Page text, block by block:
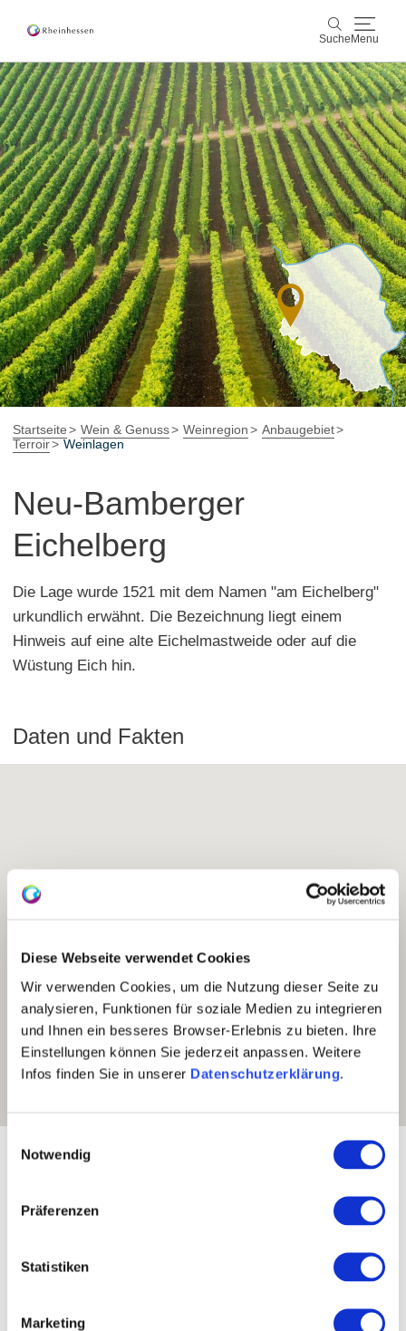
Diese Webseite verwendet Cookies
Wir verwenden Cookies, um die Nutzung dieser Seite zu
analysieren, Funktionen für soziale Medien zu integrieren
und Ihnen ein besseres Browser-Erlebnis zu bieten. Ihre
Einstellungen können Sie jederzeit anpassen. Weitere
Infos finden Sie in unserer Datenschutzerklärung.
Notwendig
Präferenzen
Statistiken
Marketing
Suche Menu
Suche
Wein & Genuss
Aktiv & Natur
Kultur & Städte
Veranstaltungen
Buchung & Service
ShopRheinhessen-Blog Karte
Startseite Wein & Genuss Weinregion
Anbaugebiet
Terroir
Weinlagen
Neu-Bamberger
Eichelberg
Die Lage wurde 1521 mit dem Namen "am Eichelberg"
urkundlich erwähnt. Die Bezeichnung liegt einem
Hinweis auf eine alte Eichelmastweide oder auf die
Wüstung Eich hin.
Daten und Fakten
Exposition:Ost